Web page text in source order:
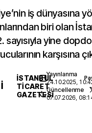
iş dünyasına
biri olan
sayısıyla yine
karşısına
İ
İSTANBUL
TICARET
GAZETESI
Yayınlanma
24.10.2025,
Güncellenme
07.07.2026,